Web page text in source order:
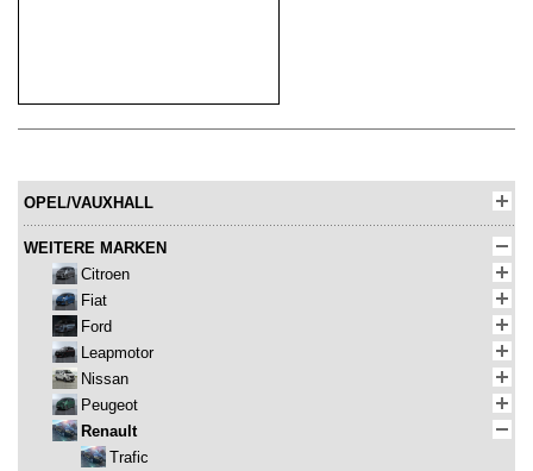
OPEL/VAUXHALL
WEITERE MARKEN
Citroen
Fiat
Ford
Leapmotor
Nissan
Peugeot
Renault
Trafic